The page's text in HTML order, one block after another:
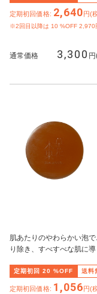
定期初回価格: 2,640円(
※2回目以降は 10 %OFF 2,970
通常価格 3,300
肌あたりのやわらかい泡
り除き、すべすべな肌に導
定期初回 20 %OFF 送料
定期初回価格: 1,056円(